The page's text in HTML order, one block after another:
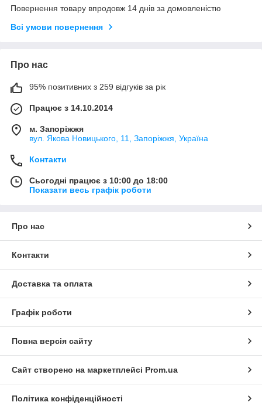
Повернення товару впродовж 14 днів за домовленістю
Всі умови повернення
Про нас
95% позитивних з 259 відгуків за рік
Працює з 14.10.2014
м. Запоріжжя
вул. Якова Новицького, 11, Запоріжжя, Україна
Контакти
Сьогодні працює з 10:00 до 18:00
Показати весь графік роботи
Про нас
Контакти
Доставка та оплата
Графік роботи
Повна версія сайту
Сайт створено на маркетплейсі Prom.ua
Політика конфіденційності